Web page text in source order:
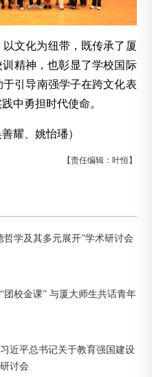
文化为纽带，既传承了厦
精神，也彰显了学校国际
引导南强学子在跨文化表
中勇担时代使命。
耀、姚怡璠）
【责任编辑：叶恒】
哲学及其多元展开”学术研讨会
团校金课” 与厦大师生共话青年
近平总书记关于教育强国建设
讨会